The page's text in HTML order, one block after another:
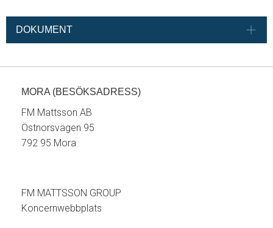
DOKUMENT
MORA (BESÖKSADRESS)
FM Mattsson AB
Östnorsvägen 95
792 95 Mora
FM MATTSSON GROUP
Koncernwebbplats